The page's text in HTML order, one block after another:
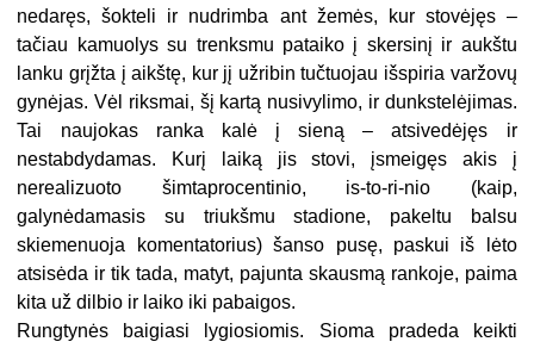
nedaręs, šokteli ir nudrimba ant žemės, kur stovėjęs –
tačiau kamuolys su trenksmu pataiko į skersinį ir aukštu
lanku grįžta į aikštę, kur jį užribin tučtuojau išspiria varžovų
gynėjas. Vėl riksmai, šį kartą nusivylimo, ir dunkstelėjimas.
Tai naujokas ranka kalė į sieną – atsivedėjęs ir
nestabdydamas. Kurį laiką jis stovi, įsmeigęs akis į
nerealizuoto šimtaprocentinio, is-to-ri-nio (kaip,
galynėdamasis su triukšmu stadione, pakeltu balsu
skiemenuoja komentatorius) šanso pusę, paskui iš lėto
atsisėda ir tik tada, matyt, pajunta skausmą rankoje, paima
kita už dilbio ir laiko iki pabaigos.
Rungtynės baigiasi lygiosiomis. Sioma pradeda keikti